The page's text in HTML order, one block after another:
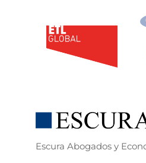
Escura Abogados y